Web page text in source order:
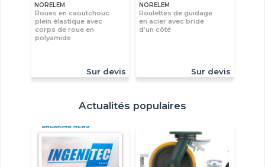
NORELEM
Roues en caoutchouc
plein élastique avec
corps de roue en
polyamide
Sur devis
NORELEM
Roulettes de guidage
en acier avec bride
d’un côté
Sur devis
Actualités populaires